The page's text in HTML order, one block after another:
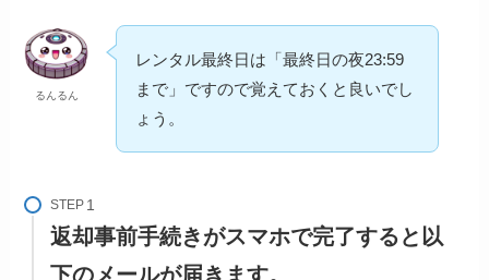
るんるん
レンタル最終日は「最終日の夜23:59
まで」ですので覚えておくと良いでし
ょう。
STEP
返却事前手続きがスマホで完了すると以
下のメールが届きます。